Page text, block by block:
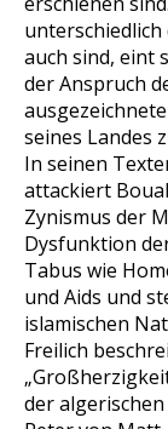
auch sind, eint
der Anspruch
seines Landes
In seinen
attackiert
Zynismus der
Dysfunktion
Tabus wie
und Aids und
islamischen
Freilich
der